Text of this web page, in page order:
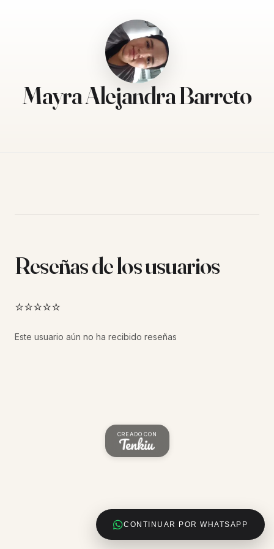
Mayra Alejandra Barreto
CONTINUAR POR WHATSAPP
Reseñas de los usuarios
⭐⭐⭐⭐⭐
Este usuario aún no ha recibido reseñas
CREADO CON